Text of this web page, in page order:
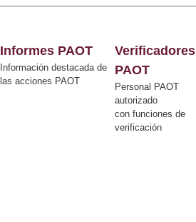
Informes PAOT
Información destacada de
las acciones PAOT
Verificadores
PAOT
Personal PAOT
autorizado
con funciones de
verificación